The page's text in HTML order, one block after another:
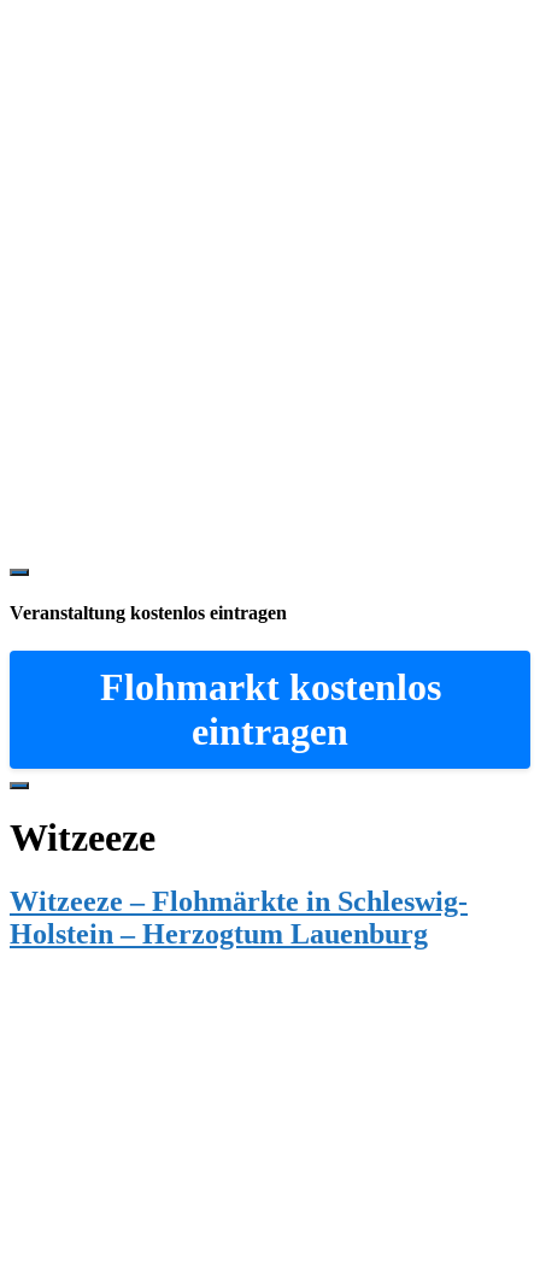
Show
Content
Veranstaltung kostenlos eintragen
Flohmarkt kostenlos
eintragen
Hide
Content
Witzeeze
Witzeeze – Flohmärkte in Schleswig-
Holstein – Herzogtum Lauenburg